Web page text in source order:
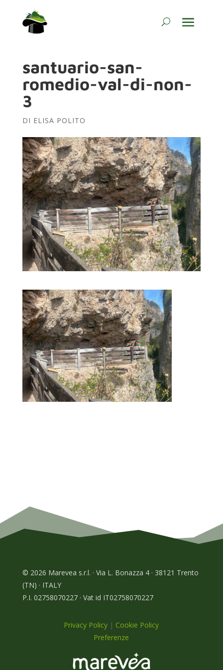
santuario-san-
romedio-val-di-non-
3
DI ELISA POLITO
© 2026 Marevea s.r.l. · Via L. Bonazza 4 · 38121 Trento
(TN) · ITALY
P.I. 02758070227 · Vat id IT02758070227
Privacy Policy | Cookie Policy
Preferenze